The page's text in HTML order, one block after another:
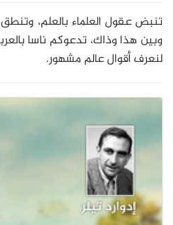
تنبض عقول العلماء بالعلم،
وبين هذا وذاك، تدعوكم ناسا
لنعرف أقوال عالم مشهور.